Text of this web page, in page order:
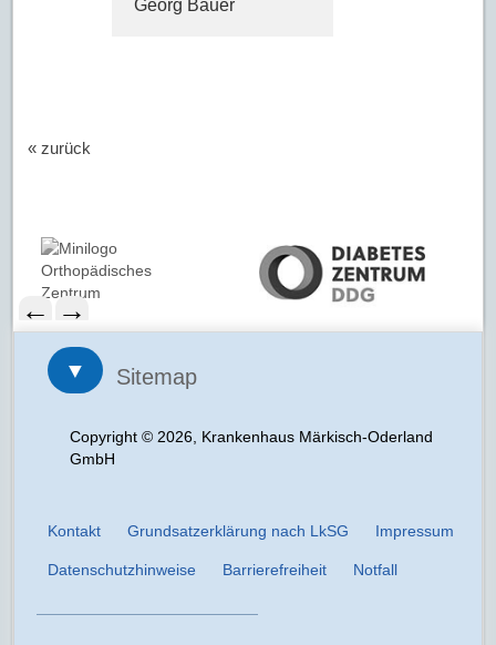
Georg Bauer
« zurück
→
←
▼ Sitemap
Copyright © 2026, Krankenhaus Märkisch-Oderland
GmbH
Kontakt Grundsatzerklärung nach LkSG Impressum
Datenschutzhinweise Barrierefreiheit Notfall